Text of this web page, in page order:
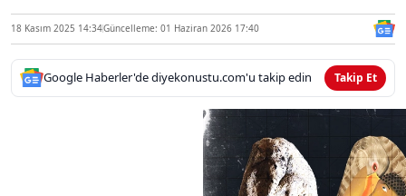
18 Kasım 2025 14:34Güncelleme: 01 Haziran 2026 17:40
Google Haberler'de diyekonustu.com'u takip edin Takip Et